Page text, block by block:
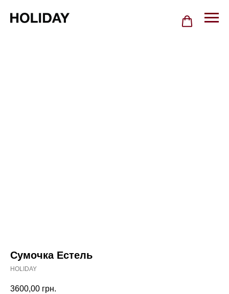
Сумочка Естель
HOLIDAY
3600,00 грн.